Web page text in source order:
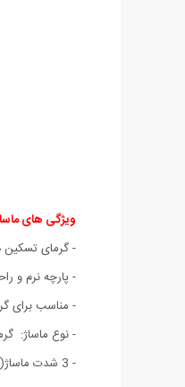
ویژگی های
- گرمای
- پارچه نرم و
- مناسب برای
- نوع ماساژ:
- 3 شدت ماساژ(لرزش)